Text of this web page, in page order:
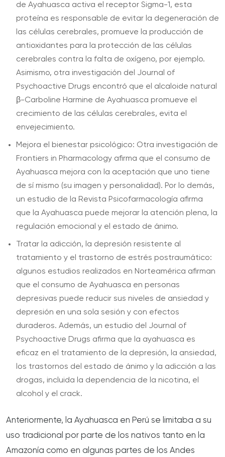
de Ayahuasca activa el receptor Sigma-1, esta
proteína es responsable de evitar la degeneración de
las células cerebrales, promueve la producción de
antioxidantes para la protección de las células
cerebrales contra la falta de oxígeno, por ejemplo.
Asimismo, otra investigación del Journal of
Psychoactive Drugs encontró que el alcaloide natural
β-Carboline Harmine de Ayahuasca promueve el
crecimiento de las células cerebrales, evita el
envejecimiento.
Mejora el bienestar psicológico: Otra investigación de
Frontiers in Pharmacology afirma que el consumo de
Ayahuasca mejora con la aceptación que uno tiene
de sí mismo (su imagen y personalidad). Por lo demás,
un estudio de la Revista Psicofarmacología afirma
que la Ayahuasca puede mejorar la atención plena, la
regulación emocional y el estado de ánimo.
Tratar la adicción, la depresión resistente al
tratamiento y el trastorno de estrés postraumático:
algunos estudios realizados en Norteamérica afirman
que el consumo de Ayahuasca en personas
depresivas puede reducir sus niveles de ansiedad y
depresión en una sola sesión y con efectos
duraderos. Además, un estudio del Journal of
Psychoactive Drugs afirma que la ayahuasca es
eficaz en el tratamiento de la depresión, la ansiedad,
los trastornos del estado de ánimo y la adicción a las
drogas, incluida la dependencia de la nicotina, el
alcohol y el crack.
Anteriormente, la Ayahuasca en Perú se limitaba a su
uso tradicional por parte de los nativos tanto en la
Amazonía como en algunas partes de los Andes